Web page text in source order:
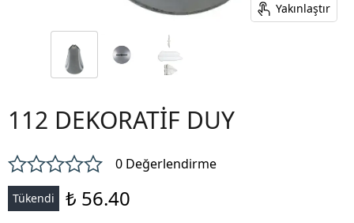
Yakınlaştır
112 DEKORATİF DUY
0 Değerlendirme
Tükendi ₺ 56.40